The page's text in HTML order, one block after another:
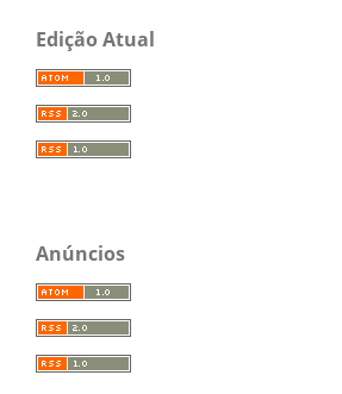
Edição Atual
Anúncios